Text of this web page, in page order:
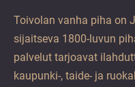
Toivolan vanha piha on
sijaitseva 1800-luvun
palvelut tarjoavat
kaupunki-, taide- ja